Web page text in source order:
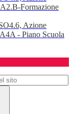
Formazione
Azione
- Piano Scuola